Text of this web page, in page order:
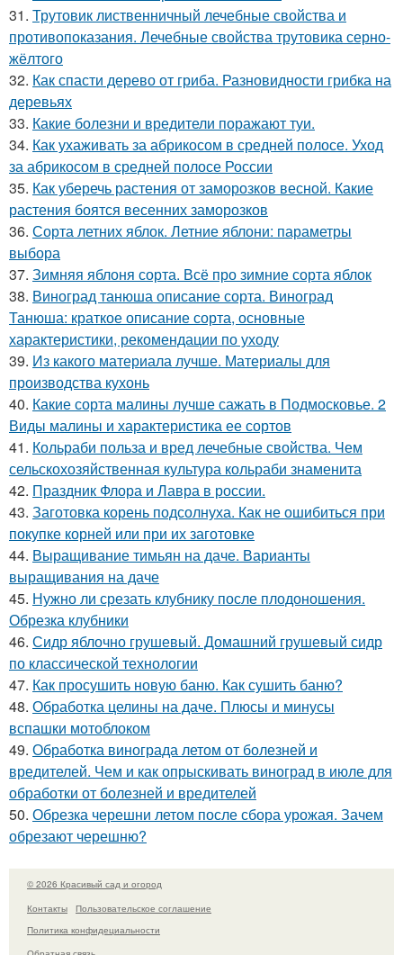
31. Трутовик лиственничный лечебные свойства и
противопоказания. Лечебные свойства трутовика серно-
жёлтого
32. Как спасти дерево от гриба. Разновидности грибка на
деревьях
33. Какие болезни и вредители поражают туи.
34. Как ухаживать за абрикосом в средней полосе. Уход
за абрикосом в средней полосе России
35. Как уберечь растения от заморозков весной. Какие
растения боятся весенних заморозков
36. Сорта летних яблок. Летние яблони: параметры
выбора
37. Зимняя яблоня сорта. Всё про зимние сорта яблок
38. Виноград танюша описание сорта. Виноград
Танюша: краткое описание сорта, основные
характеристики, рекомендации по уходу
39. Из какого материала лучше. Материалы для
производства кухонь
40. Какие сорта малины лучше сажать в Подмосковье. 2
Виды малины и характеристика ее сортов
41. Кольраби польза и вред лечебные свойства. Чем
сельскохозяйственная культура кольраби знаменита
42. Праздник Флора и Лавра в россии.
43. Заготовка корень подсолнуха. Как не ошибиться при
покупке корней или при их заготовке
44. Выращивание тимьян на даче. Варианты
выращивания на даче
45. Нужно ли срезать клубнику после плодоношения.
Обрезка клубники
46. Сидр яблочно грушевый. Домашний грушевый сидр
по классической технологии
47. Как просушить новую баню. Как сушить баню?
48. Обработка целины на даче. Плюсы и минусы
вспашки мотоблоком
49. Обработка винограда летом от болезней и
вредителей. Чем и как опрыскивать виноград в июле для
обработки от болезней и вредителей
50. Обрезка черешни летом после сбора урожая. Зачем
обрезают черешню?
© 2026 Красивый сад и огород
Контакты
Пользовательское соглашение
Политика конфидециальности